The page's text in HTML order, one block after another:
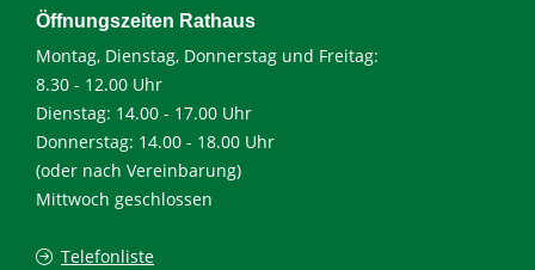
Öffnungszeiten Rathaus
Montag, Dienstag, Donnerstag und Freitag:
8.30 - 12.00 Uhr
Dienstag: 14.00 - 17.00 Uhr
Donnerstag: 14.00 - 18.00 Uhr
(oder nach Vereinbarung)
Mittwoch geschlossen
Telefonliste